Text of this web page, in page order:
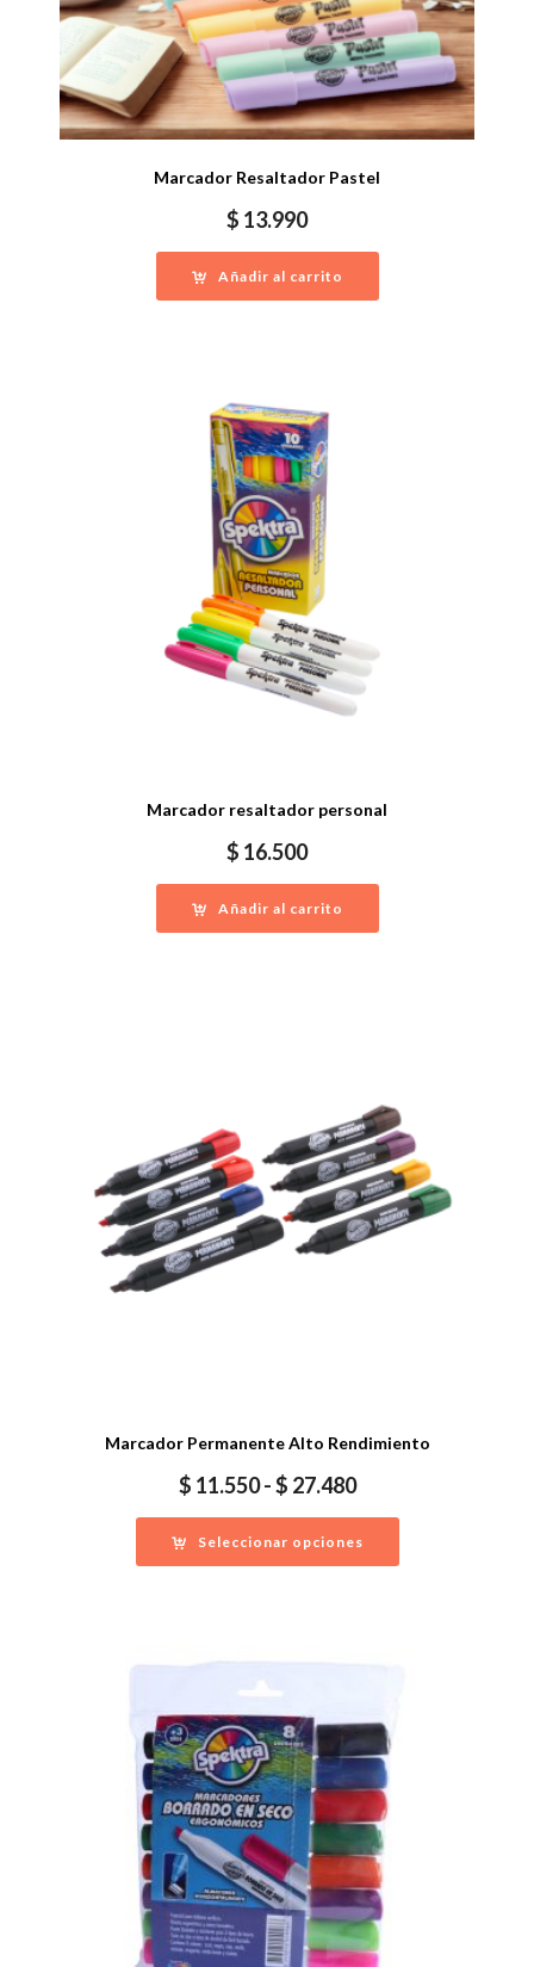
Marcador Resaltador Pastel
$ 13.990
Añadir al carrito
Marcador resaltador personal
$ 16.500
Añadir al carrito
Marcador Permanente Alto Rendimiento
$ 11.550 -$ 27.480Rango
precios:
desde
Seleccionar opciones